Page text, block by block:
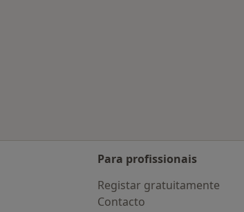
Para profissionais
Registar gratuitamente
Contacto